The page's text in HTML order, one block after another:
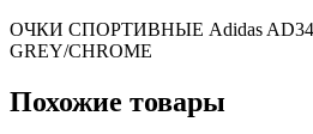
ОЧКИ СПОРТИВНЫЕ Adidas AD34/
GREY/CHROME
Похожие товары